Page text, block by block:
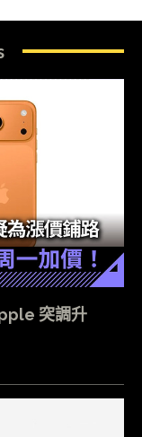
突調升